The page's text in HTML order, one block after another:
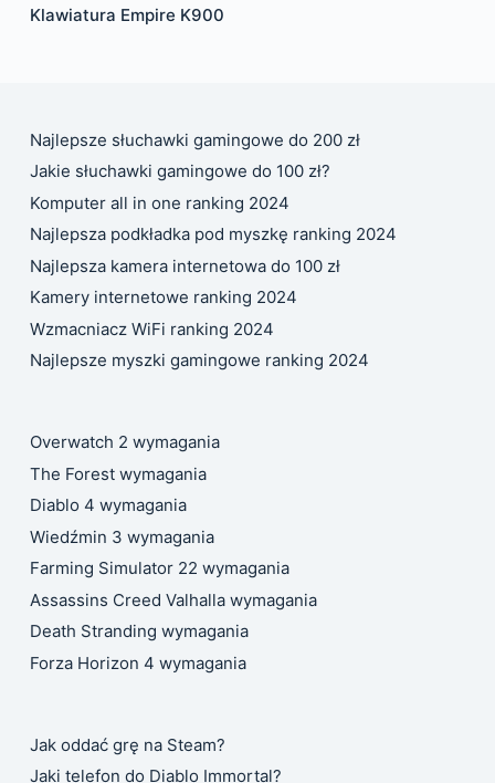
Klawiatura Empire K900
Najlepsze słuchawki gamingowe do 200 zł
Jakie słuchawki gamingowe do 100 zł?
Komputer all in one ranking 2024
Najlepsza podkładka pod myszkę ranking 2024
Najlepsza kamera internetowa do 100 zł
Kamery internetowe ranking 2024
Wzmacniacz WiFi ranking 2024
Najlepsze myszki gamingowe ranking 2024
Overwatch 2 wymagania
The Forest wymagania
Diablo 4 wymagania
Wiedźmin 3 wymagania
Farming Simulator 22 wymagania
Assassins Creed Valhalla wymagania
Death Stranding wymagania
Forza Horizon 4 wymagania
Jak oddać grę na Steam?
Jaki telefon do Diablo Immortal?